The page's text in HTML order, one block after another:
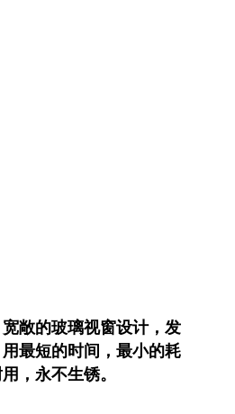
敞的玻璃视窗设计，发
最短的时间，最小的耗
，永不生锈。